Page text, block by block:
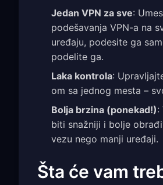
Jedan VPN za sve:
podešavanja VPN-a na
uređaju, podesite ga
podelite ga.
Laka kontrola:
om sa jednog mesta –
Bolja brzina (ponekad!):
biti snažniji i bolje
vezu nego manji uređaji.
Šta će vam